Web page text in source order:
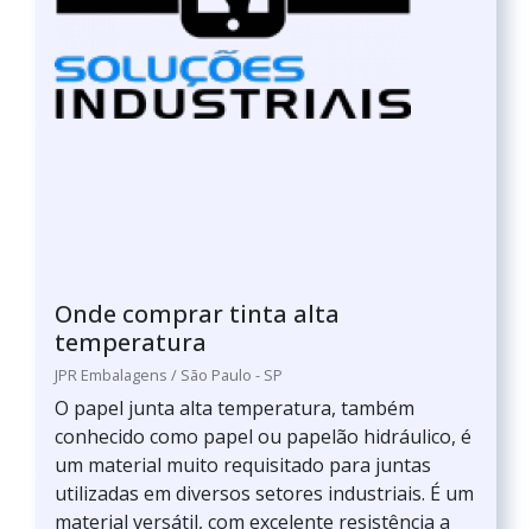
Onde comprar tinta alta
temperatura
JPR Embalagens / São Paulo - SP
O papel junta alta temperatura, também
conhecido como papel ou papelão hidráulico, é
um material muito requisitado para juntas
utilizadas em diversos setores industriais. É um
material versátil, com excelente resistência a